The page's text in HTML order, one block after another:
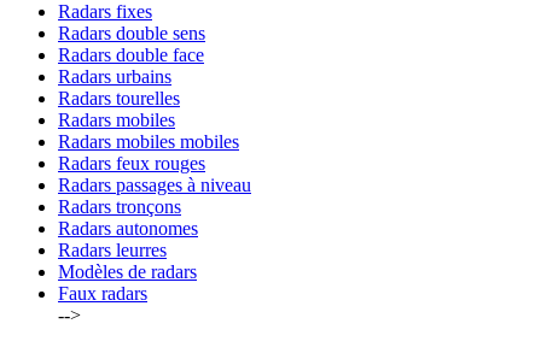
Radars fixes
Radars double sens
Radars double face
Radars urbains
Radars tourelles
Radars mobiles
Radars mobiles mobiles
Radars feux rouges
Radars passages à niveau
Radars tronçons
Radars autonomes
Radars leurres
Modèles de radars
Faux radars
-->